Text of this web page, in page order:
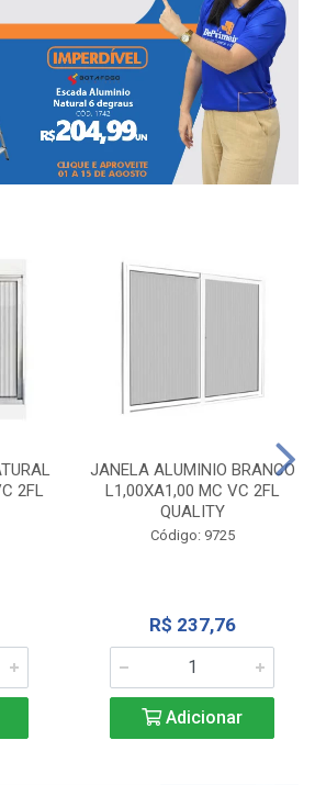
2FL
JANELA ALUMINIO BRANCO
L1,00XA1,00 MC VC 2FL
QUALITY
Código: 9725
R$ 237,76
Adicionar